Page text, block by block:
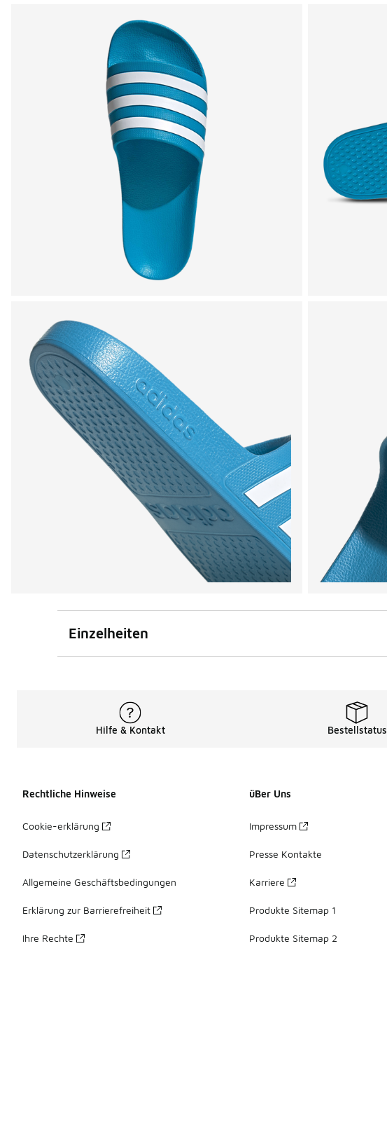
Einzelheiten
Hilfe & Kontakt Bestellstatus
Rechtliche Hinweise
Cookie-erklärung
Datenschutzerklärung
Allgemeine Geschäftsbedingungen
Erklärung zur Barrierefreiheit
Ihre Rechte
üBer Uns
Impressum
Presse Kontakte
Karriere
Produkte Sitemap 1
Produkte Sitemap 2